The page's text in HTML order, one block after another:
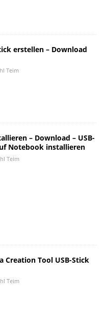
erstellen – Download
Teim
– Download – USB-
Notebook installieren
Teim
Creation Tool USB-Stick
Teim